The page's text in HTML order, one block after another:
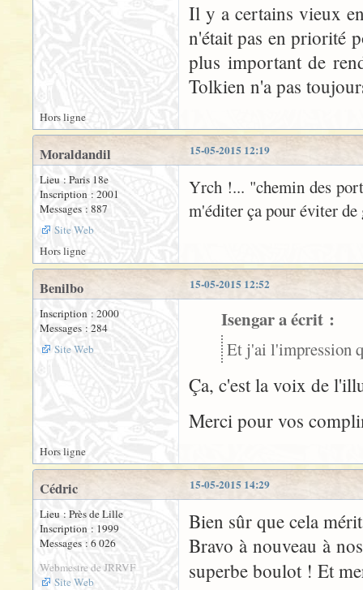
Il y a certains vieux
n'était pas en priorité
plus important de
Tolkien n'a pas
Hors ligne
15-05-2015 12:19
Moraldandil
Lieu : Paris 18e
Inscription : 2001
Messages : 887
Site Web
Yrch !... "chemin des
m'éditer ça pour éviter
Hors ligne
15-05-2015 12:52
Benilbo
Inscription : 2000
Messages : 284
Site Web
Isengar a écrit :
Et j'ai l'impression
Ça, c'est la voix de
Merci pour vos
Hors ligne
15-05-2015 14:29
Cédric
Lieu : Près de Lille
Inscription : 1999
Messages : 6 026
Webmestre de JRRVF
Site Web
Bien sûr que cela
Bravo à nouveau à
superbe boulot ! Et